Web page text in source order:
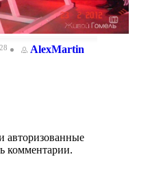
AlexMartin
авторизованные
комментарии.